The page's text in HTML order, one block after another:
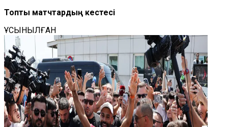
Топтық матчтардың кестесі
ҰСЫНЫЛҒАН